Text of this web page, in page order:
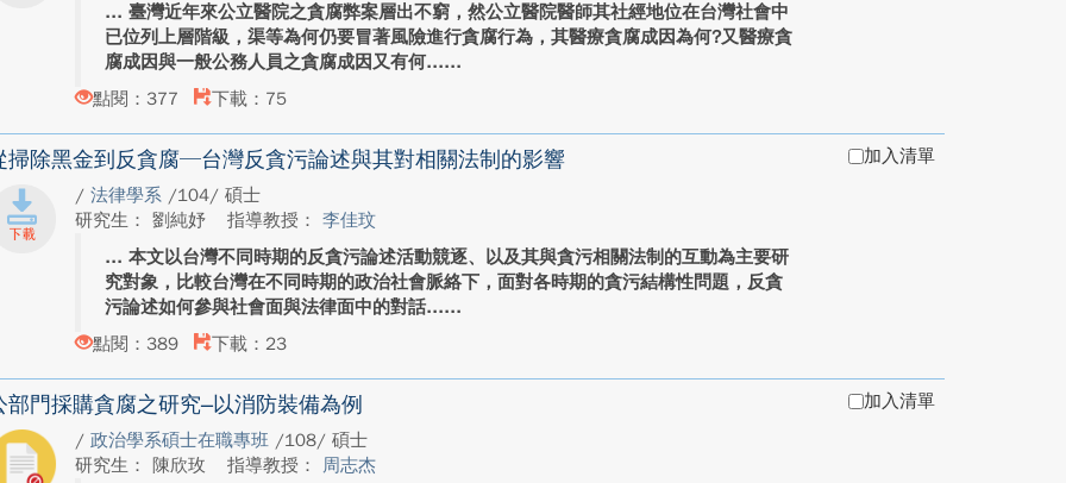
臺灣近年來公立醫院之貪腐弊案層出不窮，然公立醫院醫師其社經地位在台灣社會中
已位列上層階級，渠等為何仍要冒著風險進行貪腐行為，其醫療貪腐成因為何?又醫療貪
腐成因與一般公務人員之貪腐成因又有何...
點閱：377
下載：75
掃除黑金到反貪腐─台灣反貪污論述與其對相關法制的影響
/法律學系 /104/ 碩士
研究生： 劉純妤
指導教授：李佳玟
本文以台灣不同時期的反貪污論述活動競逐、以及其與貪污相關法制的互動為主要研
究對象，比較台灣在不同時期的政治社會脈絡下，面對各時期的貪污結構性問題，反貪
污論述如何參與社會面與法律面中的對話...
點閱：389
下載：23
加入清單
部門採購貪腐之研究–以消防裝備為例
/政治學系碩士在職專班 /108/ 碩士
研究生： 陳欣玫
指導教授： 周志杰
加入清單